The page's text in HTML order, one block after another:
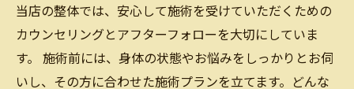
当店の整体では、安心して施術を受けていただくための
カウンセリングとアフターフォローを大切にしていま
す。 施術前には、身体の状態やお悩みをしっかりとお伺
いし、その方に合わせた施術プランを立てます。どんな